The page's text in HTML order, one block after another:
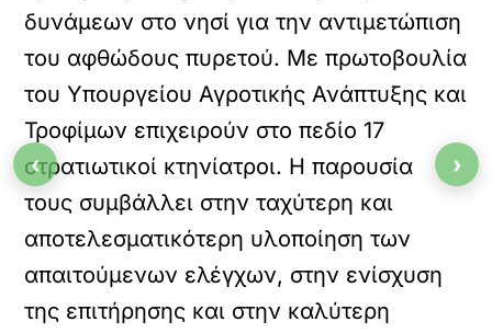
δυνάμεων στο νησί για την αντιμετώπιση
του αφθώδους πυρετού. Με πρωτοβουλία
του Υπουργείου Αγροτικής Ανάπτυξης και
Τροφίμων επιχειρούν στο πεδίο 17
στρατιωτικοί κτηνίατροι. Η παρουσία
τους συμβάλλει στην ταχύτερη και
αποτελεσματικότερη υλοποίηση των
απαιτούμενων ελέγχων, στην ενίσχυση
της επιτήρησης και στην καλύτερη
‹ ›